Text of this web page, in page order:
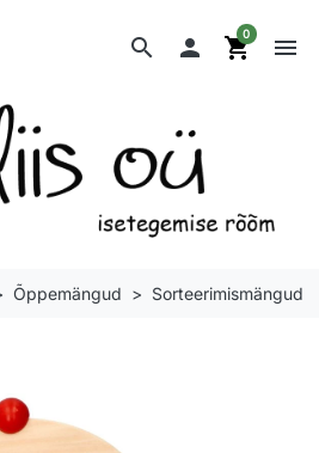
search  shopping_cart
0 menu
Õppemängud Sorteerimismängud